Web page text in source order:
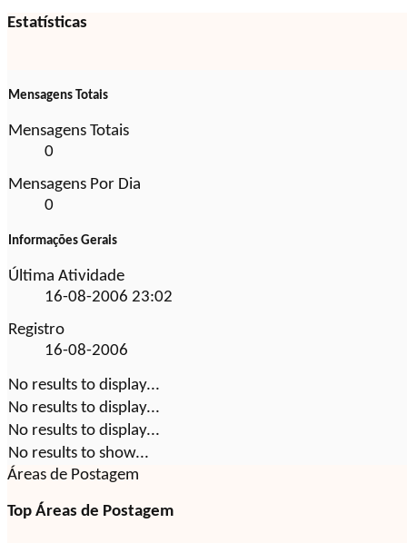
Estatísticas
Mensagens Totais
Mensagens Totais
0
Mensagens Por Dia
0
Informações Gerais
Última Atividade
16-08-2006 23:02
Registro
16-08-2006
No results to display...
No results to display...
No results to display...
No results to show...
Áreas de Postagem
Top Áreas de Postagem